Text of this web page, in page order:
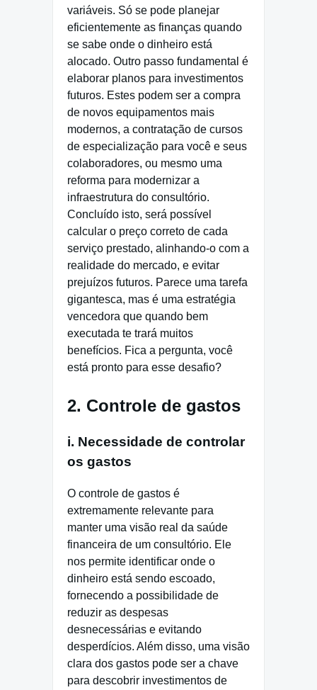
variáveis. Só se pode planejar
eficientemente as finanças quando
se sabe onde o dinheiro está
alocado. Outro passo fundamental é
elaborar planos para investimentos
futuros. Estes podem ser a compra
de novos equipamentos mais
modernos, a contratação de cursos
de especialização para você e seus
colaboradores, ou mesmo uma
reforma para modernizar a
infraestrutura do consultório.
Concluído isto, será possível
calcular o preço correto de cada
serviço prestado, alinhando-o com a
realidade do mercado, e evitar
prejuízos futuros. Parece uma tarefa
gigantesca, mas é uma estratégia
vencedora que quando bem
executada te trará muitos
benefícios. Fica a pergunta, você
está pronto para esse desafio?
2. Controle de gastos
i. Necessidade de controlar
os gastos
O controle de gastos é
extremamente relevante para
manter uma visão real da saúde
financeira de um consultório. Ele
nos permite identificar onde o
dinheiro está sendo escoado,
fornecendo a possibilidade de
reduzir as despesas
desnecessárias e evitando
desperdícios. Além disso, uma visão
clara dos gastos pode ser a chave
para descobrir investimentos de